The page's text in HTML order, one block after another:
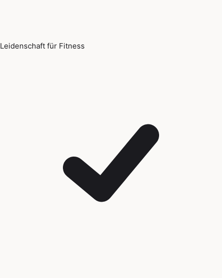
Leidenschaft für Fitness